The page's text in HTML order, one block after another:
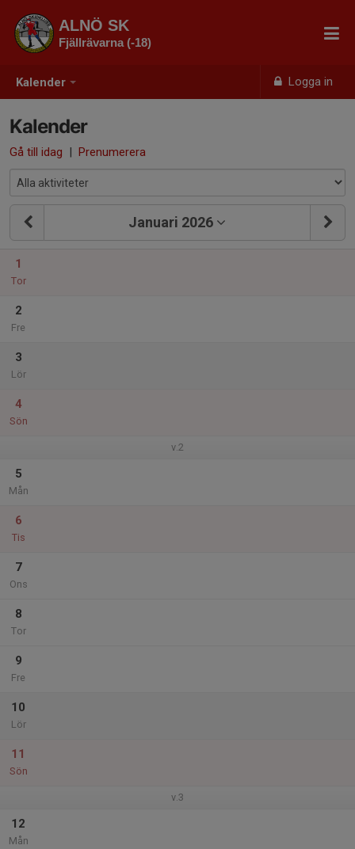
Kalender Logga in
ALNÖ SK
Fjällrävarna (-18)
Kalender
Gå till idag | Prenumerera
Januari 2026
1
Tor
2
Fre
3
Lör
4
Sön
v.2
5
Mån
6
Tis
7
Ons
8
Tor
9
Fre
10
Lör
11
Sön
v.3
12
Mån